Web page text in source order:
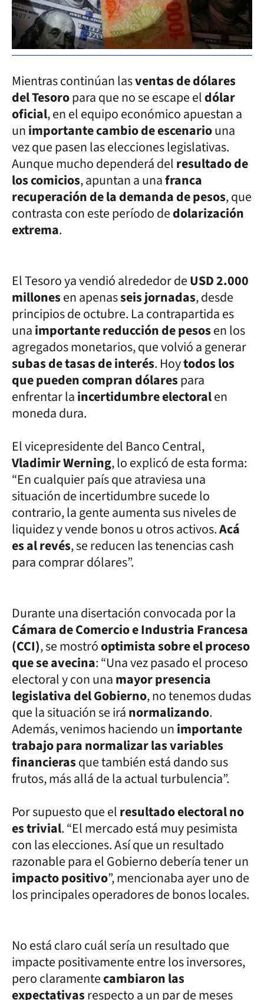
Mientras continúan lasventas de dólares
del Tesoropara que no se escape eldólar
oficial, en el equipo económico apuestan a
unimportante cambio de escenariouna
vez que pasen las elecciones legislativas.
Aunque mucho dependerá delresultado de
los comicios, apuntan a unafranca
recuperación de la demanda de pesos, que
contrasta con este período dedolarización
extrema.
El Tesoro ya vendió alrededor deUSD 2.000
millonesen apenasseis jornadas, desde
principios de octubre. La contrapartida es
unaimportante reducción de pesosen los
agregados monetarios, que volvió a generar
subas de tasas de interés. Hoytodos los
que pueden compran dólarespara
enfrentar laincertidumbre electoralen
moneda dura.
El vicepresidente del Banco Central,
Vladimir Werning, lo explicó de esta forma:
“En cualquier país que atraviesa una
situación de incertidumbre sucede lo
contrario, la gente aumenta sus niveles de
liquidez y vende bonos u otros activos.Acá
es al revés, se reducen las tenencias cash
para comprar dólares”.
Durante una disertación convocada por la
Cámara de Comercio e Industria Francesa
(CCI), se mostróoptimista sobre el proceso
que se avecina: “Una vez pasado el proceso
electoral y con unamayor presencia
legislativa del Gobierno, no tenemos dudas
que la situación se iránormalizando.
Además, venimos haciendo unimportante
trabajo para normalizar las variables
financierasque también está dando sus
frutos, más allá de la actual turbulencia”.
Por supuesto que elresultado electoral no
es trivial. “El mercado está muy pesimista
con las elecciones. Así que un resultado
razonable para el Gobierno debería tener un
impacto positivo”, mencionaba ayer uno de
los principales operadores de bonos locales.
No está claro cuál sería un resultado que
impacte positivamente entre los inversores,
pero claramentecambiaron las
expectativasrespecto a un par de meses